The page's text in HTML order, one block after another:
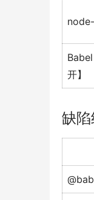
开】
缺